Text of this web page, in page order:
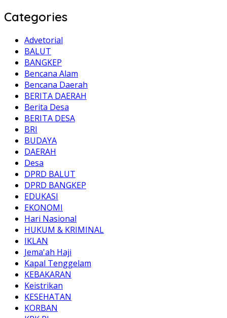
Categories
Advetorial
BALUT
BANGKEP
Bencana Alam
Bencana Daerah
BERITA DAERAH
Berita Desa
BERITA DESA
BRI
BUDAYA
DAERAH
Desa
DPRD BALUT
DPRD BANGKEP
EDUKASI
EKONOMI
Hari Nasional
HUKUM & KRIMINAL
IKLAN
Jema'ah Haji
Kapal Tenggelam
KEBAKARAN
Keistrikan
KESEHATAN
KORBAN